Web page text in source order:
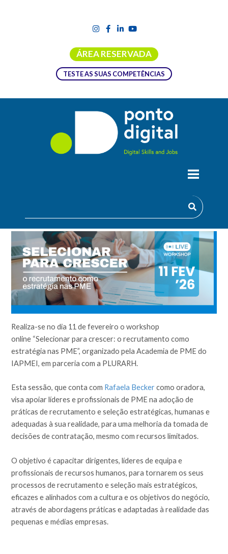
ÁREA RESERVADA
TESTE AS SUAS COMPETÊNCIAS
CRESCER: O RECRUTAMENTO COMO
Realiza-se no dia 11 de fevereiro o workshop
online “Selecionar para crescer: o recrutamento como
estratégia nas PME”, organizado pela Academia de PME do
IAPMEI, em parceria com a PLURARH.
Esta sessão, que conta com Rafaela Beckercomo oradora,
visa apoiar líderes e profissionais de PME na adoção de
práticas de recrutamento e seleção estratégicas, humanas e
adequadas à sua realidade, para uma melhoria da tomada de
decisões de contratação, mesmo com recursos limitados.
O objetivo é capacitar dirigentes, líderes de equipa e
profissionais de recursos humanos, para tornarem os seus
processos de recrutamento e seleção mais estratégicos,
eficazes e alinhados com a cultura e os objetivos do negócio,
através de abordagens práticas e adaptadas à realidade das
pequenas e médias empresas.